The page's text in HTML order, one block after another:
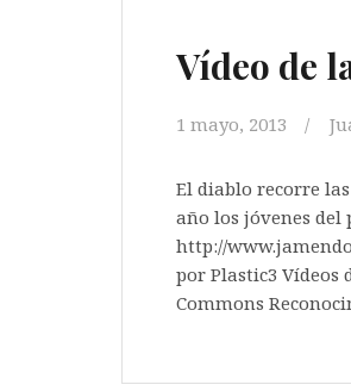
Vídeo de
1 mayo, 2013
El diablo recorre
año los jóvenes
http://
por Plastic3
Commons